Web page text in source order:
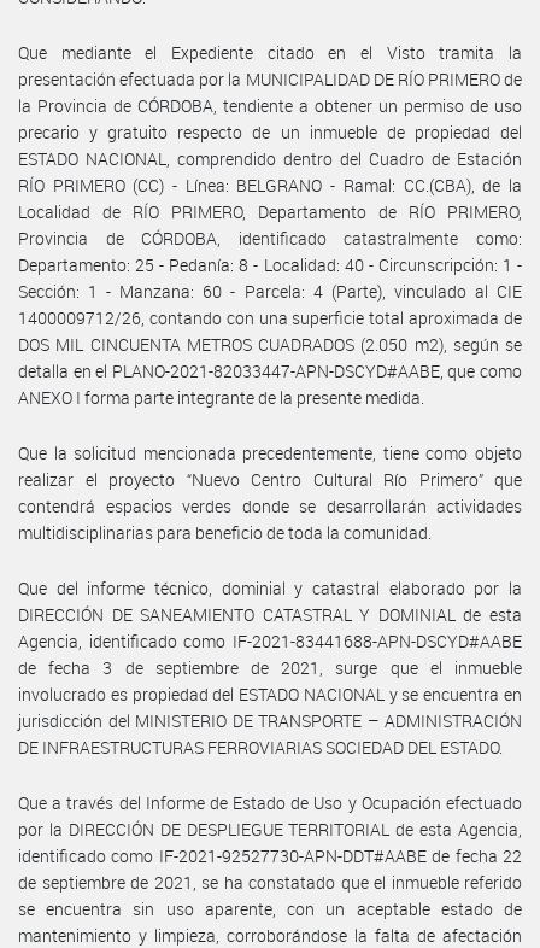
Que mediante el Expediente citado en el Visto tramita la
presentación efectuada por la MUNICIPALIDAD DE RÍO PRIMERO de
la Provincia de CÓRDOBA, tendiente a obtener un permiso de uso
precario y gratuito respecto de un inmueble de propiedad del
ESTADO NACIONAL, comprendido dentro del Cuadro de Estación
RÍO PRIMERO (CC) - Línea: BELGRANO - Ramal: CC.(CBA), de la
Localidad de RÍO PRIMERO, Departamento de RÍO PRIMERO,
Provincia de CÓRDOBA, identificado catastralmente como:
Departamento: 25 - Pedanía: 8 - Localidad: 40 - Circunscripción: 1 -
Sección: 1 - Manzana: 60 - Parcela: 4 (Parte), vinculado al CIE
1400009712/26, contando con una superficie total aproximada de
DOS MIL CINCUENTA METROS CUADRADOS (2.050 m2), según se
detalla en el PLANO-2021-82033447-APN-DSCYD#AABE, que como
ANEXO I forma parte integrante de la presente medida.
Que la solicitud mencionada precedentemente, tiene como objeto
realizar el proyecto “Nuevo Centro Cultural Río Primero” que
contendrá espacios verdes donde se desarrollarán actividades
multidisciplinarias para beneficio de toda la comunidad.
Que del informe técnico, dominial y catastral elaborado por la
DIRECCIÓN DE SANEAMIENTO CATASTRAL Y DOMINIAL de esta
Agencia, identificado como IF-2021-83441688-APN-DSCYD#AABE
de fecha 3 de septiembre de 2021, surge que el inmueble
involucrado es propiedad del ESTADO NACIONAL y se encuentra en
jurisdicción del MINISTERIO DE TRANSPORTE – ADMINISTRACIÓN
DE INFRAESTRUCTURAS FERROVIARIAS SOCIEDAD DEL ESTADO.
Que a través del Informe de Estado de Uso y Ocupación efectuado
por la DIRECCIÓN DE DESPLIEGUE TERRITORIAL de esta Agencia,
identificado como IF-2021-92527730-APN-DDT#AABE de fecha 22
de septiembre de 2021, se ha constatado que el inmueble referido
se encuentra sin uso aparente, con un aceptable estado de
mantenimiento y limpieza, corroborándose la falta de afectación